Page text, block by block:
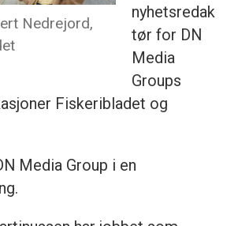
Nedrejord,
nyhetsredak
tør for DN
Media
Groups
Fiskeribladet og
Media Group i en